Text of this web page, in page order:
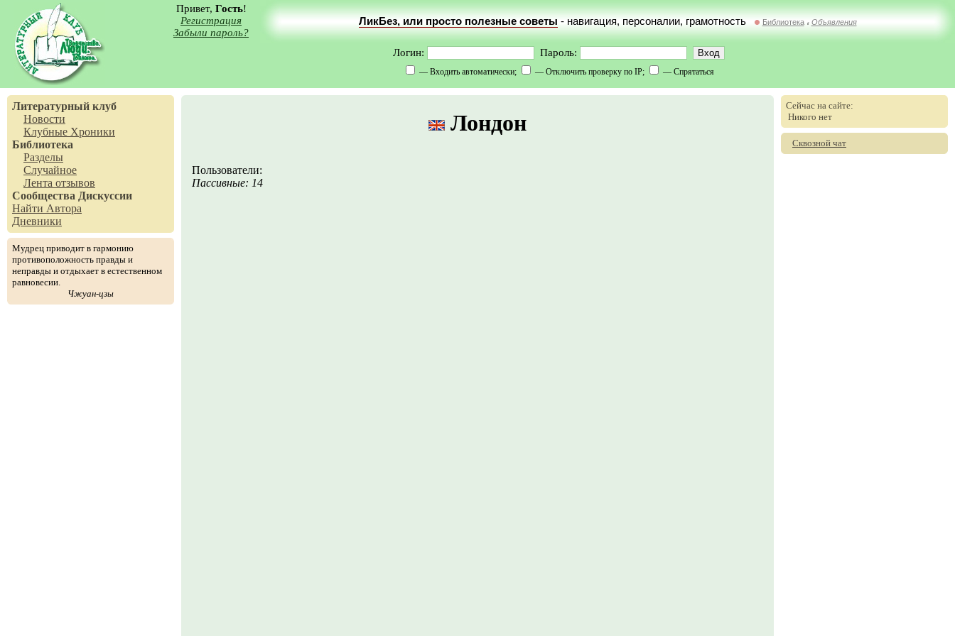
Привет, Гость!
Регистрация
Забыли пароль?
ЛикБез, или просто полезные советы - навигация, персоналии, грамотность Библиотека // Объявления
Логин: Пароль:
— Входить автоматически; — Отключить проверку по IP; — Спрятаться
Литературный клуб
Новости
Клубные Хроники
Библиотека
Разделы
Случайное
Лента отзывов
Сообщества Дискуссии
Найти Автора
Дневники
Мудрец приводит в гармонию
противоположность правды и
неправды и отдыхает в естественном
равновесии.
Чжуан-цзы
Лондон
Пользователи:
Пассивные: 14
Сейчас на сайте:
Никого нет
Сквозной чат